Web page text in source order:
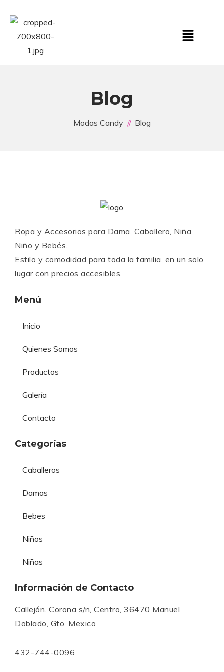
Blog
Modas Candy Blog
Ropa y Accesorios para Dama, Caballero, Niña,
Niño y Bebés.
Estilo y comodidad para toda la familia, en un solo
lugar con precios accesibles.
Menú
Inicio
Quienes Somos
Productos
Galería
Contacto
Categorías
Caballeros
Damas
Bebes
Niños
Niñas
Información de Contacto
Callejón. Corona s/n, Centro, 36470 Manuel
Doblado, Gto. Mexico
432-744-0096